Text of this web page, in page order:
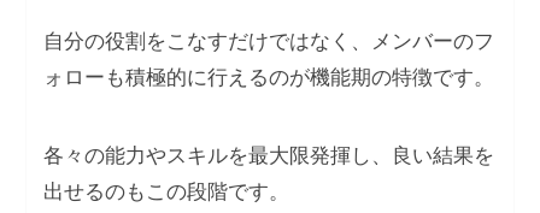
自分の役割をこなすだけではなく、メンバーのフ
ォローも積極的に行えるのが機能期の特徴です。
各々の能力やスキルを最大限発揮し、良い結果を
出せるのもこの段階です。